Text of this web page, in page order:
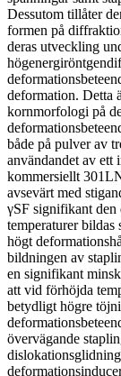
Dessutom tillåter
formen på
deras utveckling
deformation. Detta
kornmorfologi på
både på pulver av
användandet av ett
kommersiellt
avsevärt med
γSF signifikant den
temperaturer bildas
högt
bildningen av
en signifikant
att vid förhöjda
betydligt högre
övervägande